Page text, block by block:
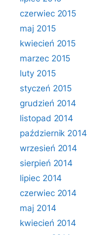
czerwiec 2015
maj 2015
kwiecień 2015
marzec 2015
luty 2015
styczeń 2015
grudzień 2014
listopad 2014
październik 2014
wrzesień 2014
sierpień 2014
lipiec 2014
czerwiec 2014
maj 2014
kwiecień 2014